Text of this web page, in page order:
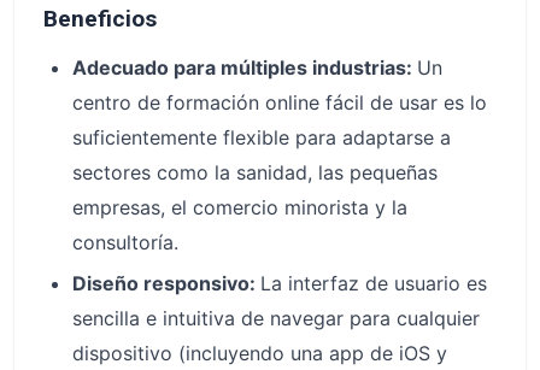
Beneficios
Adecuado para múltiples industrias: Un
centro de formación online fácil de usar es lo
suficientemente flexible para adaptarse a
sectores como la sanidad, las pequeñas
empresas, el comercio minorista y la
consultoría.
Diseño responsivo: La interfaz de usuario es
sencilla e intuitiva de navegar para cualquier
dispositivo (incluyendo una app de iOS y